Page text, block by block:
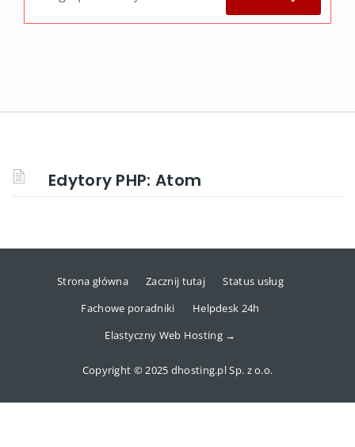
Edytory PHP: Atom
Strona główna Zacznij tutaj
Status usług
Fachowe poradniki
Helpdesk 24h
Elastyczny Web Hosting →
Copyright © 2025 dhosting.pl Sp. z o.o.